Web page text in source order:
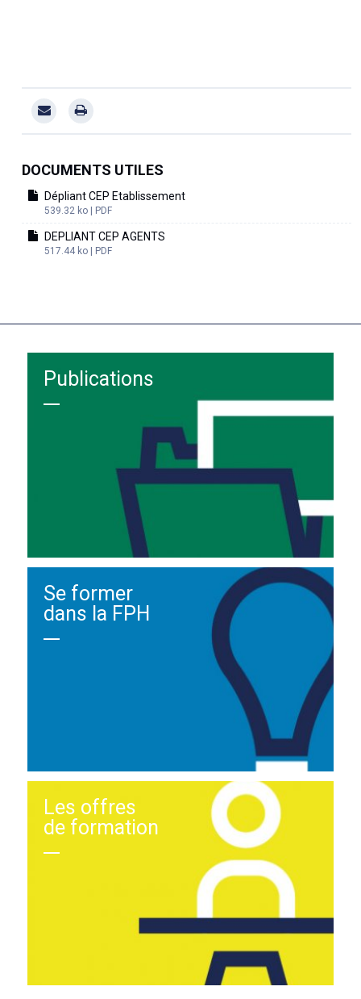
DOCUMENTS UTILES
Dépliant CEP Etablissement
539.32 ko | PDF
DEPLIANT CEP AGENTS
517.44 ko | PDF
Publications
Se former
dans la FPH
Les offres
de formation